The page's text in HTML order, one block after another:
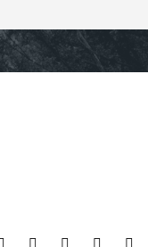
मनोरंजन लाइफस्टाइल